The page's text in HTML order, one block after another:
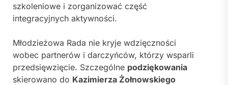
szkoleniowe i zorganizować część
integracyjnych aktywności.
Młodzieżowa Rada nie kryje wdzięczności
wobec partnerów i darczyńców, którzy wsparli
przedsięwzięcie. Szczególne podziękowania
skierowano do Kazimierza Żołnowskiego